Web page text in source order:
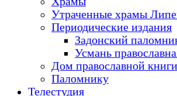
Утраченные храмы
Периодические издания
Задонский
Усмань
Дом православной книги
Паломнику
Телестудия